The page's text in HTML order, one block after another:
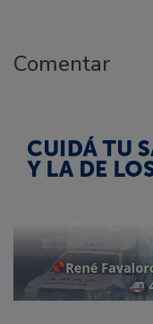
Comentar